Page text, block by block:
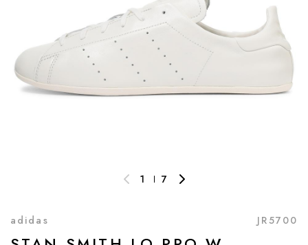
1 7
adidas JR5700